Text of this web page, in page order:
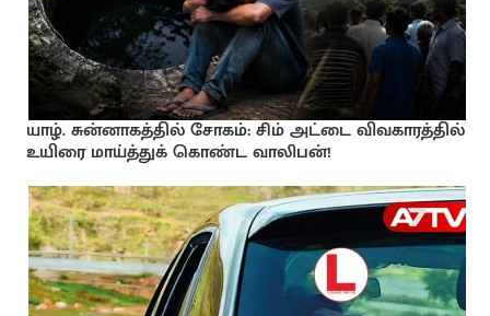
யாழ். சுன்னாகத்தில் சோகம்: சிம் அட்டை விவகாரத்தில்
உயிரை மாய்த்துக் கொண்ட வாலிபன்!